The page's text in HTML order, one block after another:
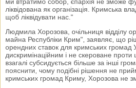
ліквідована як організація. Кримська
щоб ліквідувати нас."
Людмила Хорозова, очільниця відділу
майна Республіки Крим", заявляє, що
орендних ставок для кримських
дискримінаційним і не скероване
взагалі субсидується більше за інші
пояснити, чому подібні рішення не
кримських громад Криму, Хорозова не